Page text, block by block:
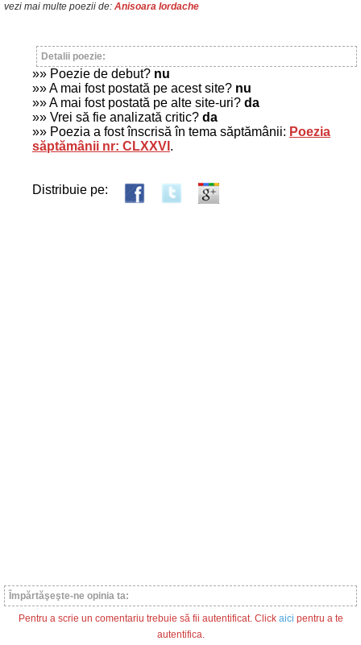
vezi mai multe poezii de: Anisoara Iordache
Detalii poezie:
»» Poezie de debut? nu
»» A mai fost postată pe acest site? nu
»» A mai fost postată pe alte site-uri? da
»» Vrei să fie analizată critic? da
»» Poezia a fost înscrisă în tema săptămânii: Poezia
săptămânii nr: CLXXVI .
Distribuie pe:
Împărtăşeşte-ne opinia ta:
Pentru a scrie un comentariu trebuie să fii autentificat. Click aici pentru a te
autentifica.